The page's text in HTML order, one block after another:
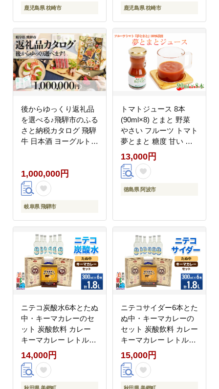
鹿児島県 枕崎市 鹿児島県 枕崎市
後からゆっくり返礼品
を選べる♪飛騨市のふる
さと納税カタログ 飛騨
牛 日本酒 ヨーグルト
[HT002CAT]
1,000,000円
岐阜県 飛騨市
トマトジュース 8本
(90ml×8) とまと 野菜
やさい フルーツ トマト
夢とまと 糖度 甘い リ
コピン 健康 美容 ソー
ス ケチャップ 調味料
バスタ スパゲティー ピ
バーグ プレゼント ギフ
備蓄 防災 送料無料 徳
島県 阿波市 アグリベス
13,000円
徳島県 阿波市
ニテコ炭酸水6本とたぬ
中・キーマカレーのセ
ット 炭酸飲料 カレー
キーマカレー レトルト
中華麺 [ニテコサイダー
ニテコ炭酸水 ご当地 サ
イダー 炭酸飲料 炭酸水
14,000円
ニテコサイダー6本とた
ぬ中・キーマカレーの
セット 炭酸飲料 カレー
キーマカレー レトルト
中華麺 [ニテコサイダー
ご当地 サイダー 炭酸飲
料 炭酸水 カレー キー
15,000円